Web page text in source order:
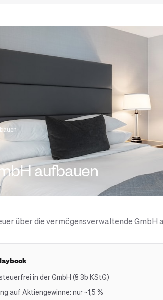
aufbauen
über die vermögensverwaltende GmbH
in der GmbH (§ 8b KStG)
auf Aktiengewinne: nur ~1,5 %